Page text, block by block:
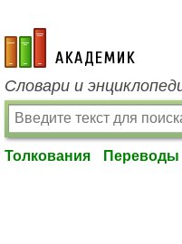
academic.ru
Словари и
Толкования Переводы